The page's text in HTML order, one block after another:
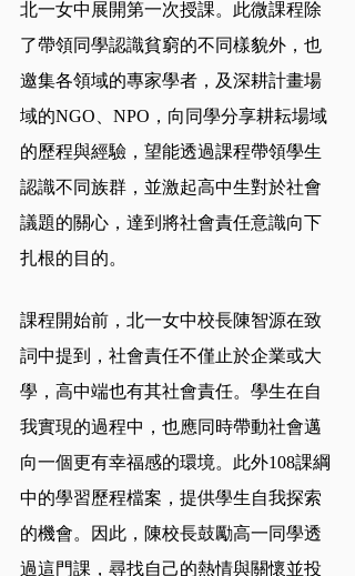
北一女中展開第一次授課。此微課程除
了帶領同學認識貧窮的不同樣貌外，也
邀集各領域的專家學者，及深耕計畫場
域的NGO、NPO，向同學分享耕耘場域
的歷程與經驗，望能透過課程帶領學生
認識不同族群，並激起高中生對於社會
議題的關心，達到將社會責任意識向下
扎根的目的。
課程開始前，北一女中校長陳智源在致
詞中提到，社會責任不僅止於企業或大
學，高中端也有其社會責任。學生在自
我實現的過程中，也應同時帶動社會邁
向一個更有幸福感的環境。此外108課綱
中的學習歷程檔案，提供學生自我探索
的機會。因此，陳校長鼓勵高一同學透
過這門課，尋找自己的熱情與關懷並投